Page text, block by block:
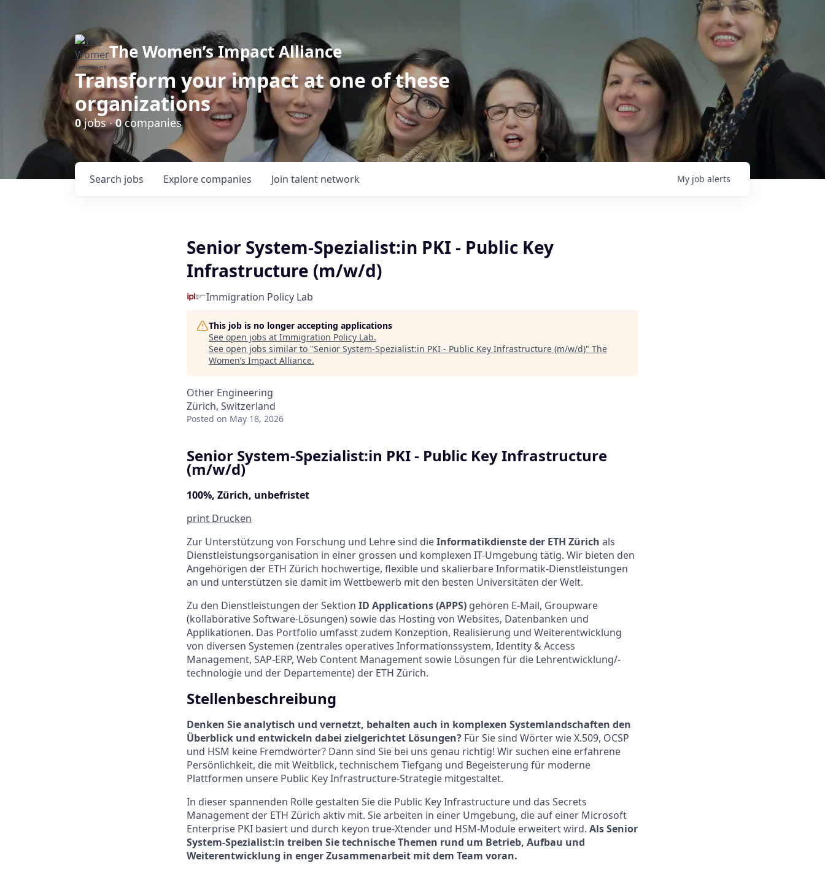
The Women’s Impact Alliance
Transform your impact at one of these
organizations
0jobs ·0companies
Search jobs Explore companies Join talent network My job alerts
Senior System-Spezialist:in PKI - Public Key
Infrastructure (m/w/d)
Immigration Policy Lab
This job is no longer accepting applications
See open jobs at Immigration Policy Lab.
See open jobs similar to "Senior System-Spezialist:in PKI - Public Key Infrastructure (m/w/d)" The
Women’s Impact Alliance.
Other Engineering
Zürich, Switzerland
Posted on May 18, 2026
Senior System-Spezialist:in PKI - Public Key Infrastructure
(m/w/d)
100%, Zürich, unbefristet
print Drucken
Zur Unterstützung von Forschung und Lehre sind dieInformatikdienste der ETH Zürich als
Dienstleistungsorganisation in einer grossen und komplexen IT-Umgebung tätig. Wir bieten den
Angehörigen der ETH Zürich hochwertige, flexible und skalierbare Informatik-Dienstleistungen
an und unterstützen sie damit im Wettbewerb mit den besten Universitäten der Welt.
Zu den Dienstleistungen der Sektion ID Applications (APPS) gehören E-Mail, Groupware
(kollaborative Software-Lösungen) sowie das Hosting von Websites, Datenbanken und
Applikationen. Das Portfolio umfasst zudem Konzeption, Realisierung und Weiterentwicklung
von diversen Systemen (zentrales operatives Informationssystem, Identity & Access
Management, SAP-ERP, Web Content Management sowie Lösungen für die Lehrentwicklung/-
technologie und der Departemente) der ETH Zürich.
Stellenbeschreibung
Denken Sie analytisch und vernetzt, behalten auch in komplexen Systemlandschaften den
Überblick und entwickeln dabei zielgerichtet Lösungen? Für Sie sind Wörter wie X.509, OCSP
und HSM keine Fremdwörter? Dann sind Sie bei uns genau richtig! Wir suchen eine erfahrene
Persönlichkeit, die mit Weitblick, technischem Tiefgang und Begeisterung für moderne
Plattformen unsere Public Key Infrastructure-Strategie mitgestaltet.
In dieser spannenden Rolle gestalten Sie die Public Key Infrastructure und das Secrets
Management der ETH Zürich aktiv mit. Sie arbeiten in einer Umgebung, die auf einer Microsoft
Enterprise PKI basiert und durch keyon true-Xtender und HSM-Module erweitert wird. Als Senior
System-Spezialist:in treiben Sie technische Themen rund um Betrieb, Aufbau und
Weiterentwicklung in enger Zusammenarbeit mit dem Team voran.